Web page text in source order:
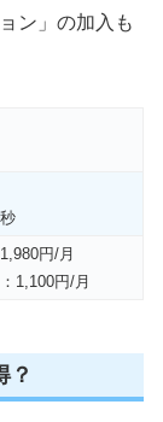
ン」の加入も
円/月
1,100円/月
？